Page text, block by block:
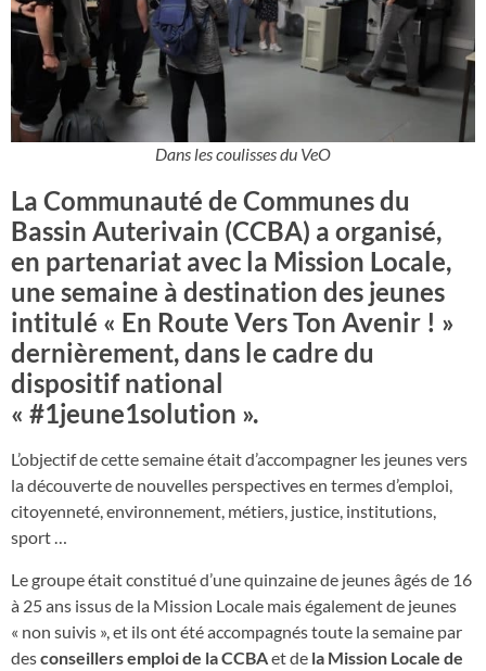
Dans les coulisses du VeO
La Communauté de Communes du
Bassin Auterivain (CCBA) a organisé,
en partenariat avec la Mission Locale,
une semaine à destination des jeunes
intitulé « En Route Vers Ton Avenir ! »
dernièrement, dans le cadre du
dispositif national
« #1jeune1solution ».
L’objectif de cette semaine était d’accompagner les jeunes vers
la découverte de nouvelles perspectives en termes d’emploi,
citoyenneté, environnement, métiers, justice, institutions,
sport …
Le groupe était constitué d’une quinzaine de jeunes âgés de 16
à 25 ans issus de la Mission Locale mais également de jeunes
« non suivis », et ils ont été accompagnés toute la semaine par
desconseillers emploi de la CCBAet de la Mission Locale de